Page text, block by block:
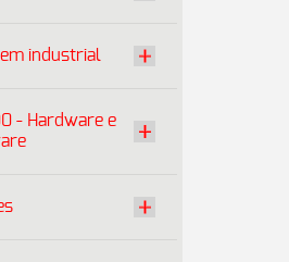
industrial
- Hardware e